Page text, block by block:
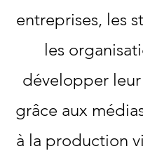
entreprises, les
les
développer
grâce aux
à la production